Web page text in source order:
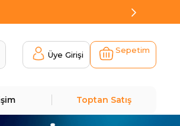
Üye Girişi Sepetim
Toptan Satış